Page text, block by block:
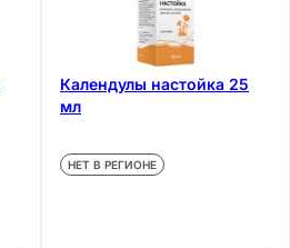
Календулы настойка 25
мл
НЕТ В РЕГИОНЕ